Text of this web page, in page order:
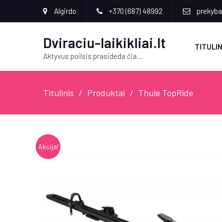
Algirdo +370 (687) 48992
Dviraciu-laikikliai.lt
Aktyvus poilsis prasideda čia…
Titulinis Produktai Thule TopRide
Akcija!